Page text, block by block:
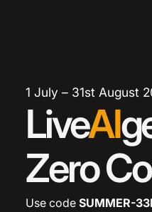
1 July – 31st August
LiveAI
Zero
Use code SUMMER-